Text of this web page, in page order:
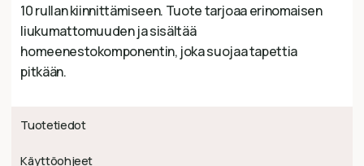
10 rullan kiinnittämiseen. Tuote tarjoaa erinomaisen
liukumattomuuden ja sisältää
homeenestokomponentin, joka suojaa tapettia
pitkään.
Tuotetiedot
Käyttöohjeet